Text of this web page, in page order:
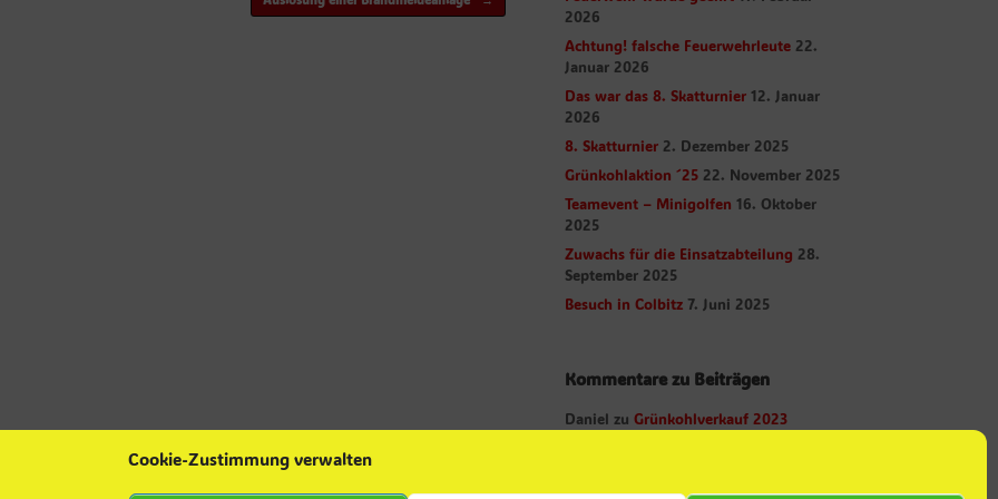
Cookie-Zustimmung verwalten
2026
Achtung! falsche Feuerwehrleute 22.
Januar 2026
Das war das 8. Skatturnier 12. Januar
2026
8. Skatturnier 2. Dezember 2025
Grünkohlaktion ´25 22. November 2025
Teamevent – Minigolfen 16. Oktober
2025
Zuwachs für die Einsatzabteilung 28.
September 2025
Besuch in Colbitz 7. Juni 2025
Kommentare zu Beiträgen
Daniel zuGrünkohlverkauf 2023